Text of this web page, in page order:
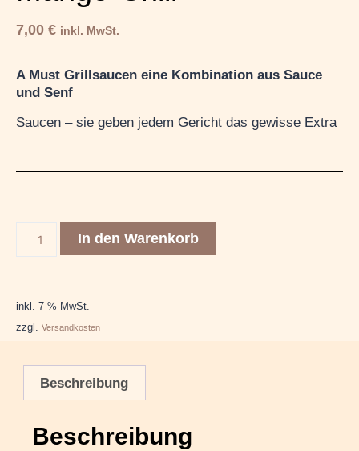
7,00 € inkl. MwSt.
A Must Grillsaucen eine Kombination aus Sauce
und Senf
Saucen – sie geben jedem Gericht das gewisse Extra
In den Warenkorb
inkl. 7 % MwSt.
zzgl. Versandkosten
Beschreibung
Beschreibung